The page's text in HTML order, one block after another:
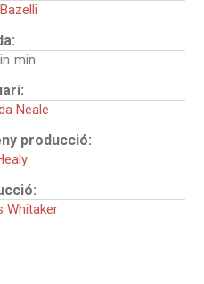
Neale
producció:
Whitaker